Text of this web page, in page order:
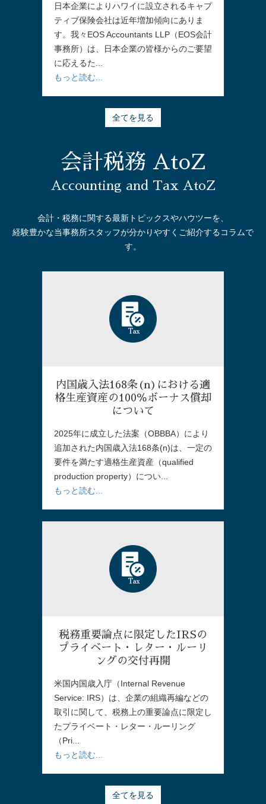
日本企業によりハワイに設立されるキャプ
ティブ保険会社は近年増加傾向にありま
す。我々EOS Accountants LLP（EOS会計
事務所）は、日本企業の皆様からのご要望
に応えるた...
もっと読む...
全てを見る
会計税務 AtoZ
Accounting and Tax AtoZ
会計・税務に関する最新トピックスやハウツーを、
経験豊かな当事務所スタッフが分かりやすくご紹介するコラムで
す。
内国歳入法168条(n)における適
格生産資産の100％ボーナス償却
について
2025年に成立した法案（OBBBA）により
追加された内国歳入法168条(n)は、一定の
要件を満たす適格生産資産（qualified
production property）につい...
もっと読む...
税務重要論点に限定したIRSの
プライベート・レター・ルーリ
ングの交付再開
米国内国歳入庁（Internal Revenue
Service: IRS）は、企業の組織再編などの
取引に関して、税務上の重要論点に限定し
たプライベート・レター・ルーリング
（Pri...
もっと読む...
全てを見る